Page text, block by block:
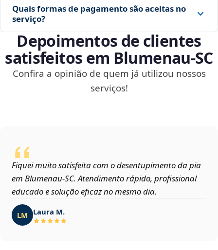
Quais formas de pagamento são aceitas no
serviço?
Depoimentos de clientes
satisfeitos em Blumenau‑SC
Confira a opinião de quem já utilizou nossos
serviços!
Fiquei muito satisfeita com o desentupimento da pia
em Blumenau‑SC. Atendimento rápido, profissional
educado e solução eficaz no mesmo dia.
LM Laura M.